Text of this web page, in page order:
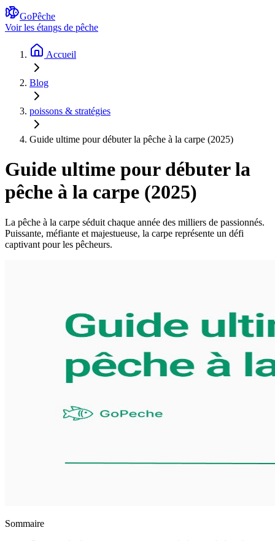
GoPêche
Voir les étangs de pêche
Accueil
Blog
poissons & stratégies
Guide ultime pour débuter la pêche à la carpe (2025)
Guide ultime pour débuter la
pêche à la carpe (2025)
La pêche à la carpe séduit chaque année des milliers de passionnés.
Puissante, méfiante et majestueuse, la carpe représente un défi
captivant pour les pêcheurs.
Sommaire